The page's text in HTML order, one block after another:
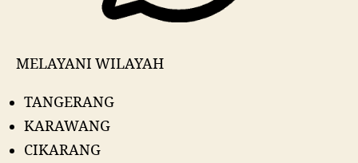
MELAYANI WILAYAH
TANGERANG
KARAWANG
CIKARANG